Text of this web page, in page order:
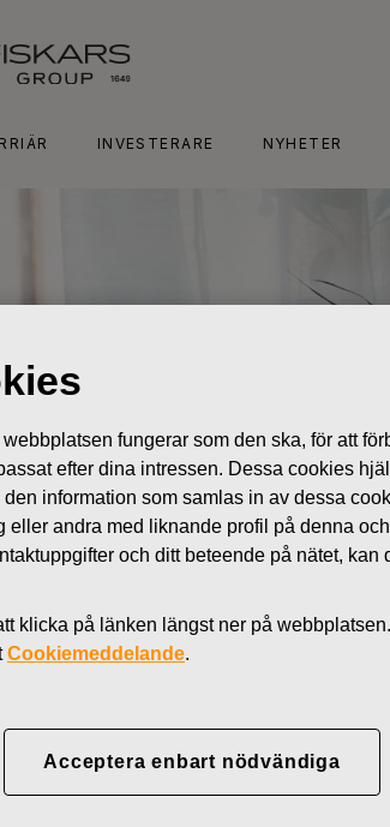
INVESTERARE NYHETER
Nyheter
AV
fungerar som den ska, för att
efter dina intressen. Dessa cookies
information som samlas in av dessa
andra med liknande profil på denna
och ditt beteende på nätet, kan
klicka på länken längst ner på
Cookiemeddelande.
Acceptera enbart nödvändiga